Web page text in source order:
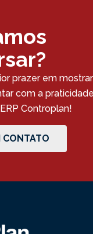
prazer em
com a
Controplan!
CONTATO